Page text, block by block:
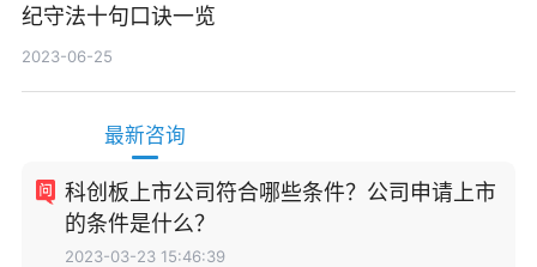
纪守法十句口诀一览
2023-06-25
最新咨询
科创板上市公司符合哪些条件？公司申请上市
的条件是什么？
2023-03-23 15:46:39